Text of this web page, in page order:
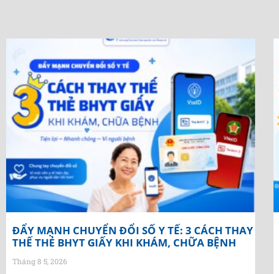
ĐẨY MẠNH CHUYỂN ĐỔI SỐ Y TẾ: 3 CÁCH THAY
THẾ THẺ BHYT GIẤY KHI KHÁM, CHỮA BỆNH
Tháng 8 5, 2026